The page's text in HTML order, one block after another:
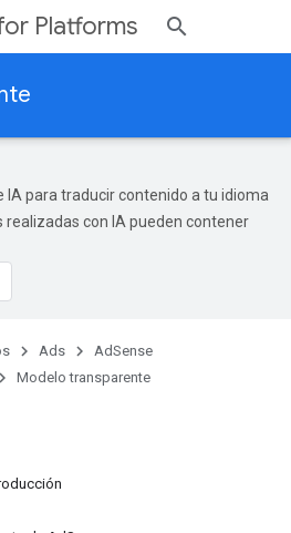
Platforms
IA para traducir contenido a tu idioma
con IA pueden contener
Ads
AdSense
Modelo transparente